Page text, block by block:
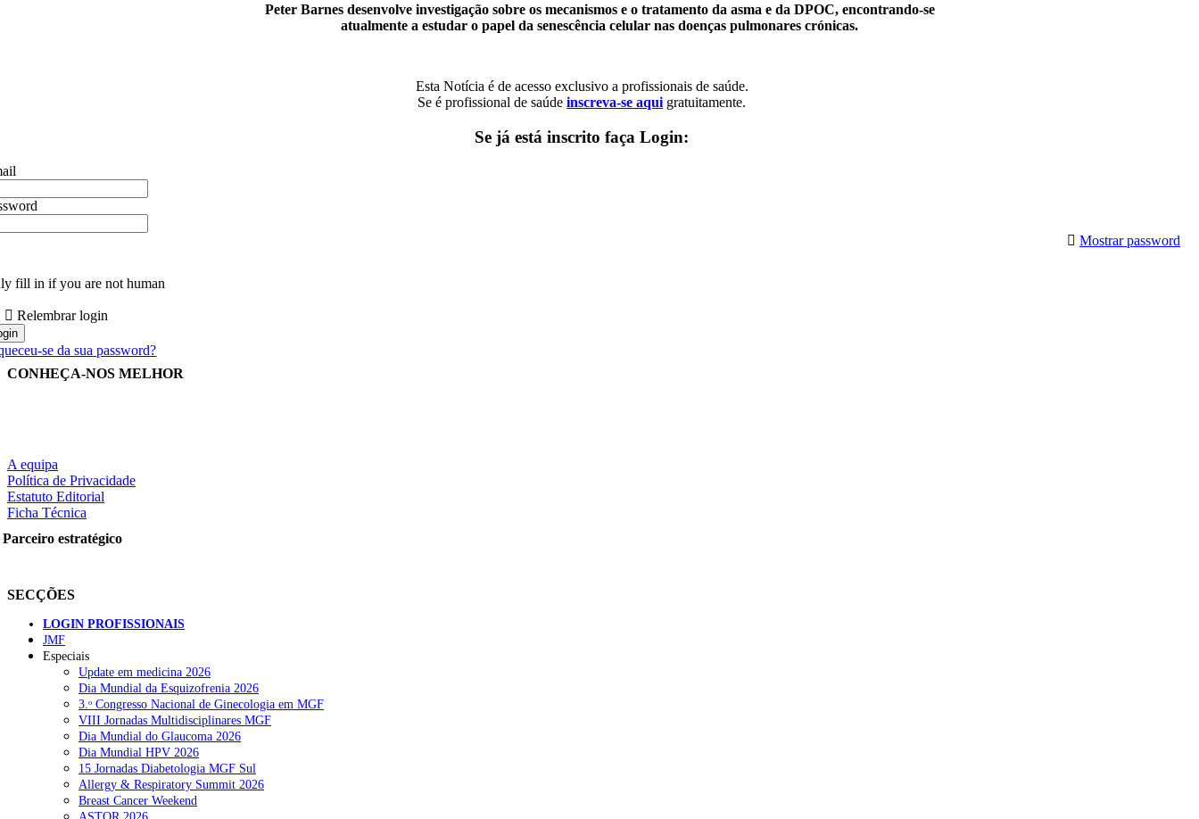
Peter Barnes desenvolve investigação sobre os mecanismos e o tratamento da asma e da DPOC, encontrando-se
atualmente a estudar o papel da senescência celular nas doenças pulmonares crónicas.
Esta Notícia é de acesso exclusivo a profissionais de saúde.
Se é profissional de saúdeinscreva-se aqui gratuitamente.
Se já está inscrito faça Login:
Mostrar password
fill in if you are not human
Relembrar login
se da sua password?
CONHEÇA-NOS MELHOR
A equipa
Política de Privacidade
Estatuto Editorial
Ficha Técnica
Parceiro estratégico
SECÇÕES
LOGIN PROFISSIONAIS
JMF
Especiais
Update em medicina 2026
Dia Mundial da Esquizofrenia 2026
3.ᵒ Congresso Nacional de Ginecologia em MGF
VIII Jornadas Multidisciplinares MGF
Dia Mundial do Glaucoma 2026
Dia Mundial HPV 2026
15 Jornadas Diabetologia MGF Sul
Allergy & Respiratory Summit 2026
Breast Cancer Weekend